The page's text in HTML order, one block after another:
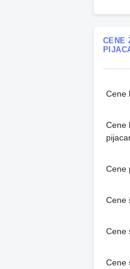
CENE
Cene
Cene
Cene
Cene
Cene
Cene